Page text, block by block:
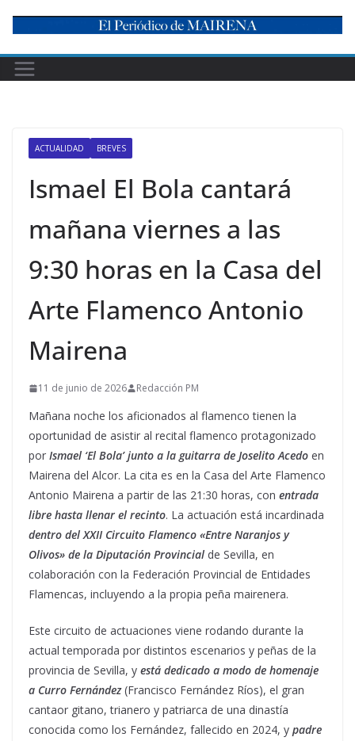
content
ACTUALIDAD BREVES
Ismael El Bola cantará
mañana viernes a las
9:30 horas en la Casa del
Arte Flamenco Antonio
Mairena
11 de junio de 2026 Redacción PM
Mañana noche los aficionados al flamenco tienen la
oportunidad de asistir al recital flamenco protagonizado
por Ismael ‘El Bola’ junto a la guitarra de Joselito Acedo en
Mairena del Alcor. La cita es en la Casa del Arte Flamenco
Antonio Mairena a partir de las 21:30 horas, con entrada
libre hasta llenar el recinto. La actuación está incardinada
dentro del XXII Circuito Flamenco «Entre Naranjos y
Olivos» de la Diputación Provincial de Sevilla, en
colaboración con la Federación Provincial de Entidades
Flamencas, incluyendo a la propia peña mairenera.
Este circuito de actuaciones viene rodando durante la
actual temporada por distintos escenarios y peñas de la
provincia de Sevilla, y está dedicado a modo de homenaje
a Curro Fernández(Francisco Fernández Ríos), el gran
cantaor gitano, trianero y patriarca de una dinastía
conocida como los Fernández, fallecido en 2024, y padre